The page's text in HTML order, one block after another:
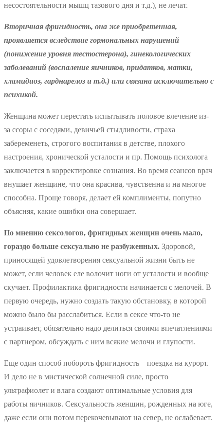
несостоятельности мышц тазового дня и т.д.), не лечат.
Вторичная фригидность, она же приобретенная,
проявляется вследствие гормональных нарушений
(понижение уровня тестостерона), гинекологических
заболеваний (воспаление яичников, придатков, матки,
хламидиоз, гарднарелоз и т.д.) или связана исключительно с
психикой.
Женщина может перестать испытывать половое влечение из-
за ссоры с соседями, девичьей стыдливости, страха
забеременеть, строгого воспитания в детстве, плохого
настроения, хронической усталости и пр. Помощь психолога
заключается в корректировке сознания. Во время сеансов врач
внушает женщине, что она красива, чувственна и на многое
способна. Проще говоря, делает ей комплименты, попутно
объясняя, какие ошибки она совершает.
По мнению сексологов, фригидных женщин очень мало,
гораздо больше сексуально не разбуженных. Здоровой,
приносящей удовлетворения сексуальной жизни быть не
может, если человек еле волочит ноги от усталости и вообще
скучает. Профилактика фригидности начинается с мелочей. В
первую очередь, нужно создать такую обстановку, в которой
можно было бы расслабиться. Если в сексе что-то не
устраивает, обязательно надо делиться своими впечатлениями
с партнером, обсуждать с ним всякие мелочи и глупости.
Еще один способ побороть фригидность – поездка на курорт.
И дело не в мистической солнечной силе, просто
ультрафиолет и влага создают оптимальные условия для
работы яичников. Сексуальность женщин, рожденных на юге,
даже если они потом перекочевывают на север, не ослабевает.